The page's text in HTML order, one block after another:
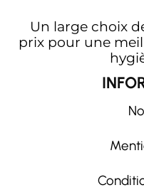
Un large choix
prix pour une